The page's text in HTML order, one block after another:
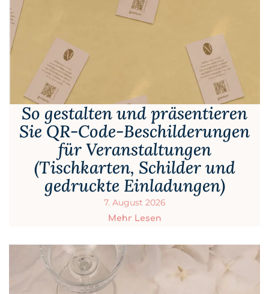
So gestalten und präsentieren
Sie QR-Code-Beschilderungen
für Veranstaltungen
(Tischkarten, Schilder und
gedruckte Einladungen)
7. August 2026
Mehr Lesen